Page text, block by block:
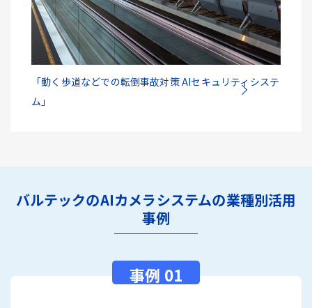
「動く歩道などでの転倒事故対策 AIセキュリティシステ
ム」
バルテックのAIカメラシステムの業種別活用
事例